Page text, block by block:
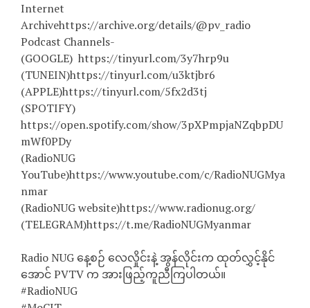
Internet
Archivehttps://archive.org/details/@pv_radio
Podcast Channels-
(GOOGLE) https://tinyurl.com/3y7hrp9u
(TUNEIN)https://tinyurl.com/u3ktjbr6
(APPLE)https://tinyurl.com/5fx2d3tj
(SPOTIFY)
https://open.spotify.com/show/3pXPmpjaNZqbpDU
mWf0PDy
(RadioNUG
YouTube)https://www.youtube.com/c/RadioNUGMya
nmar
(RadioNUG website)https://www.radionug.org/
(TELEGRAM)https://t.me/RadioNUGMyanmar
Radio NUG နေ့စဉ် လေလှိုင်းနဲ့ အွန်လိုင်းက ထုတ်လွှင့်နိုင်
အောင် PVTV က အားဖြည့်ကူညီကြပါတယ်။
#RadioNUG